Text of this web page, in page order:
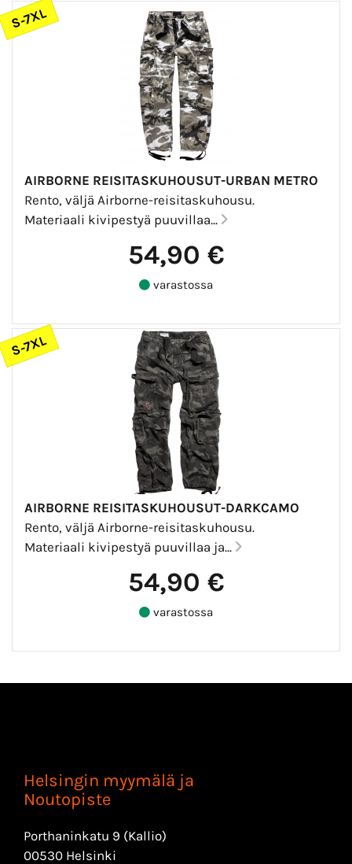
S-7XL
AIRBORNE REISITASKUHOUSUT-URBAN METRO
Rento, väljä Airborne-reisitaskuhousu.
Materiaali kivipestyä puuvillaa...
54,90 €
varastossa
S-7XL
AIRBORNE REISITASKUHOUSUT-DARKCAMO
Rento, väljä Airborne-reisitaskuhousu.
Materiaali kivipestyä puuvillaa ja...
54,90 €
varastossa
Helsingin myymälä ja
Noutopiste
Porthaninkatu 9 (Kallio)
00530 Helsinki